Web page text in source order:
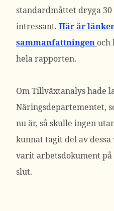
standardmåttet dryga
intressant. Här är
sammanfattningen och
hela rapporten.
Om Tillväxtanalys hade
Näringsdepartementet,
nu är, så skulle ingen
kunnat tagit del av
varit arbetsdokument
slut.